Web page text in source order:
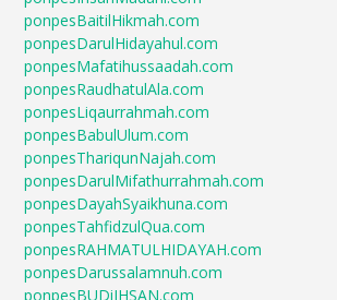
ponpesBaitilHikmah.com
ponpesDarulHidayahul.com
ponpesMafatihussaadah.com
ponpesRaudhatulAla.com
ponpesLiqaurrahmah.com
ponpesBabulUlum.com
ponpesThariqunNajah.com
ponpesDarulMifathurrahmah.com
ponpesDayahSyaikhuna.com
ponpesTahfidzulQua.com
ponpesRAHMATULHIDAYAH.com
ponpesDarussalamnuh.com
ponpesBUDiIHSAN.com